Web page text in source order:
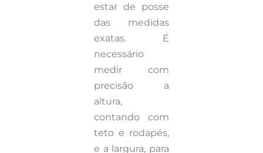
estar de posse
das medidas
exatas. É
necessário
medir com
precisão a
altura,
contando com
teto e rodapés,
e a largura, para